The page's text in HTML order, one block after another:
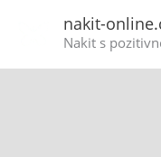
nakit-
Nakit s